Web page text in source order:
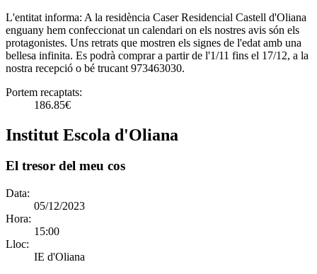
L'entitat informa: A la residència Caser Residencial Castell d'Oliana
enguany hem confeccionat un calendari on els nostres avis són els
protagonistes. Uns retrats que mostren els signes de l'edat amb una
bellesa infinita. Es podrà comprar a partir de l'1/11 fins el 17/12, a la
nostra recepció o bé trucant 973463030.
Portem recaptats:
186.85€
Institut Escola d'Oliana
El tresor del meu cos
Data:
05/12/2023
Hora:
15:00
Lloc:
IE d'Oliana